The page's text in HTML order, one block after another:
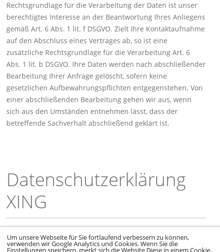
Rechtsgrundlage für die Verarbeitung der Daten ist unser
berechtigtes Interesse an der Beantwortung Ihres Anliegens
gemäß Art. 6 Abs. 1 lit. f DSGVO. Zielt Ihre Kontaktaufnahme
auf den Abschluss eines Vertrages ab, so ist eine
zusätzliche Rechtsgrundlage für die Verarbeitung Art. 6
Abs. 1 lit. b DSGVO. Ihre Daten werden nach abschließender
Bearbeitung Ihrer Anfrage gelöscht, sofern keine
gesetzlichen Aufbewahrungspflichten entgegenstehen. Von
einer abschließenden Bearbeitung gehen wir aus, wenn
sich aus den Umständen entnehmen lässt, dass der
betreffende Sachverhalt abschließend geklärt ist.
Datenschutzerklärung
XING
Die Klinikum Würzburg Mitte gGmbH greift auf den Dienst
Um unsere Webseite für Sie fortlaufend verbessern zu können,
verwenden wir Google Analytics und Cookies. Wenn Sie die
Einstellungen speichern, merkt sich die Website Diese in einem Cookie.